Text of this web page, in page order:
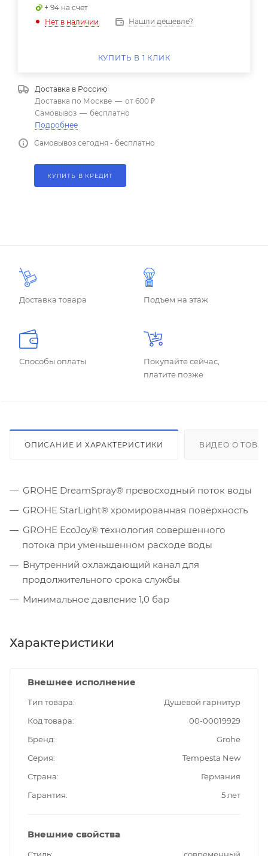
+ 94 на счет
Нет в наличии
Нашли дешевле?
КУПИТЬ В 1 КЛИК
Доставка в Россию
Доставка по Москве — от 600 ₽
Самовывоз — бесплатно
Подробнее
Самовывоз сегодня - бесплатно
КУПИТЬ В КРЕДИТ
Доставка товара Подъем на этаж
Способы оплаты
Покупайте сейчас,
платите позже
ОПИСАНИЕ И ХАРАКТЕРИСТИКИ ВИДЕО О
GROHE DreamSpray® превосходный поток воды
GROHE StarLight® хромированная поверхность
GROHE EcoJoy® технология совершенного
потока при уменьшенном расходе воды
Внутренний охлаждающий канал для
продолжительного срока службы
Минимальное давление 1,0 бар
Характеристики
Внешнее исполнение
Тип товара
Душевой гарнитур
Код товара
00-00019929
Бренд
Grohe
Серия
Tempesta New
Страна
Германия
Гарантия
5 лет
Внешние свойства